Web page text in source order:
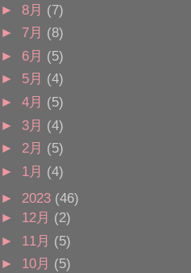
► 8月 (7)
► 7月 (8)
► 6月 (5)
► 5月 (4)
► 4月 (5)
► 3月 (4)
► 2月 (5)
► 1月 (4)
► 2023 (46)
► 12月 (2)
► 11月 (5)
► 10月 (5)